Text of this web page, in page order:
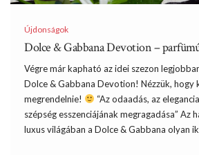
Újdonságok
Dolce & Gabbana Devotion –
Végre már kapható az idei szezon
Dolce & Gabbana Devotion! Nézzük, hogy
megrendelnie!
“Az odaadás, az
szépség esszenciájának megragadása” Az
luxus világában a Dolce & Gabbana olyan